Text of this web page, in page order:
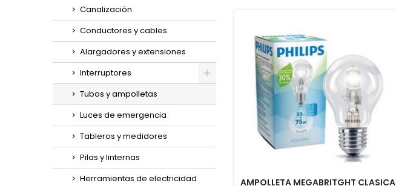
Canalización
Conductores y cables
Alargadores y extensiones
Interruptores
Toggle
Tubos y ampolletas
Luces de emergencia
Tableros y medidores
Pilas y linternas
Herramientas de electricidad
AMPOLLETA MEGABRITGHT CLASICA